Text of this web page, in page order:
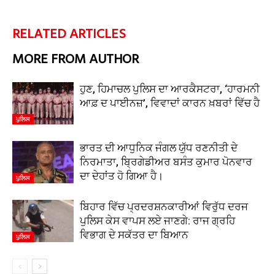
RELATED ARTICLES
MORE FROM AUTHOR
ਪੁਲਿਸ
ਹੁਣ, ਹਿਮਾਚਲ ਪੁਲਿਸ ਦਾ ਆਰਕੈਸਟਰਾ, ‘ਹਾਰਮਨੀ
ਆਫ਼ ਦ ਪਾਈਨਜ਼’, ਵਿਵਾਦਾਂ ਕਾਰਨ ਖ਼ਬਰਾਂ ਵਿੱਚ ਹੈ
ਪੁਲਿਸ
ਭਾਰਤ ਦੀ ਆਧੁਨਿਕ ਜੰਗਲ ਯੁੱਧ ਰਣਨੀਤੀ ਦੇ
ਨਿਰਮਾਤਾ, ਬ੍ਰਿਗੇਡੀਅਰ ਬਸੰਤ ਕੁਮਾਰ ਪੋਨਵਾਰ
ਦਾ ਦੇਹਾਂਤ ਹੋ ਗਿਆ ਹੈ।
ਪੁਲਿਸ
ਬਿਹਾਰ ਵਿੱਚ ਪ੍ਰਦਰਸ਼ਨਕਾਰੀਆਂ ਵਿਰੁੱਧ ਦਰਜ
ਪੁਲਿਸ ਕੇਸ ਵਾਪਸ ਲਏ ਜਾਣਗੇ: ਰਾਜ ਗ੍ਰਹਿ
ਵਿਭਾਗ ਦੇ ਸਕੱਤਰ ਦਾ ਬਿਆਨ